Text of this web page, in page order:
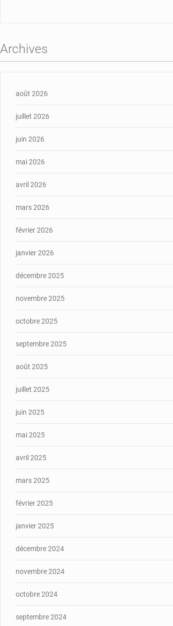
Archives
août 2026
juillet 2026
juin 2026
mai 2026
avril 2026
mars 2026
février 2026
janvier 2026
décembre 2025
novembre 2025
octobre 2025
septembre 2025
août 2025
juillet 2025
juin 2025
mai 2025
avril 2025
mars 2025
février 2025
janvier 2025
décembre 2024
novembre 2024
octobre 2024
septembre 2024